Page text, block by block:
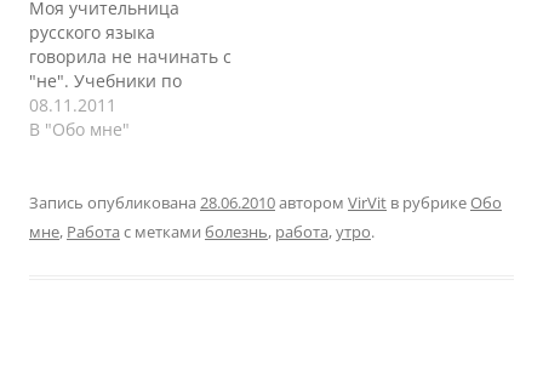
проектах, как работали
подчиненные, как
работали руководители.
И с каждым витком
размышлений я все
ближе приближался к
Моя учительница
русского языка
говорила не начинать с
"не". Учебники по
психологии тоже
говорят не начинать с
человека на отрицание.
Не буду делать как в
08.11.2011
В "Обо мне"
Запись опубликована 28.06.2010автором VirVit в рубрикеОбо
мне, Работа с метками болезнь, работа,утро.